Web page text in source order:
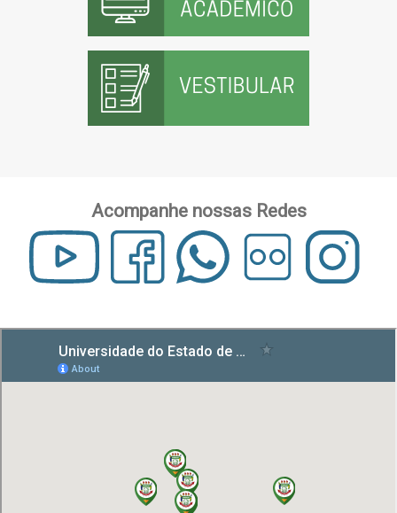
Acompanhe nossas Redes